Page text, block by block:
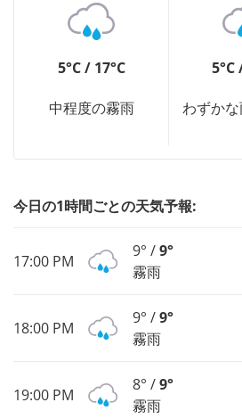
5°C / 17°C
中程度の霧雨
5°C
わずか
今日の1時間ごとの天気予報:
17:00 PM
9° /9°
霧雨
18:00 PM
9° /9°
霧雨
19:00 PM
8° /9°
霧雨